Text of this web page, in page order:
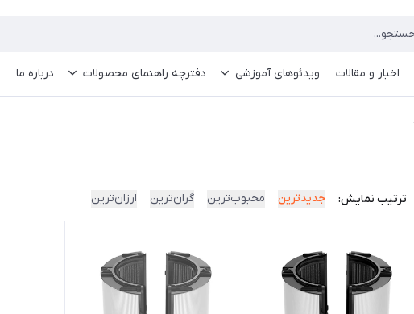
اخبار و مقالات ویدئو‌های آموزشی دفترچه راهنمای محصولات درباره ما
ترتیب نمایش: جدیدترین محبوب‌ترین گران‌ترین ارزان‌ترین